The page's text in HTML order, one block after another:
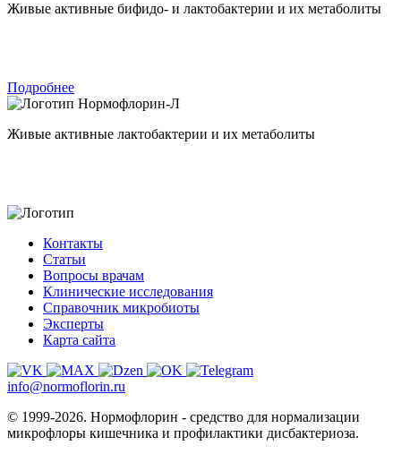
Живые активные бифидо- и лактобактерии и их метаболиты
Подробнее
Нормофлорин-Л
Живые активные лактобактерии и их метаболиты
Контакты
Статьи
Вопросы врачам
Клинические исследования
Справочник микробиоты
Эксперты
Карта сайта
info@normoflorin.ru
© 1999-2026. Нормофлорин - средство для нормализации
микрофлоры кишечника и профилактики дисбактериоза.